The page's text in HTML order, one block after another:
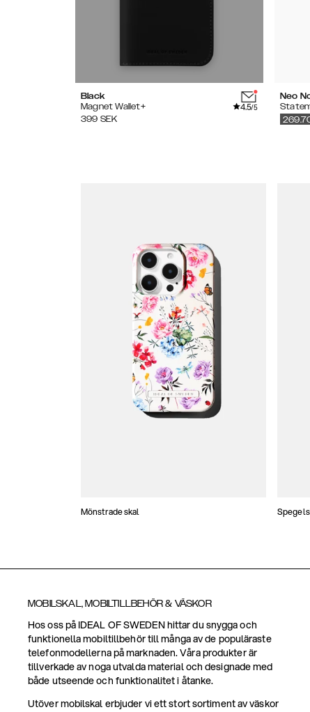
Black
Magnet Wallet+
4.5/5
399 SEK
Neo
Mönstrade skal
MOBILSKAL, MOBILTILLBEHÖR & VÄSKOR
Hos oss på IDEAL OF SWEDEN hittar du snygga och
funktionella mobiltillbehör till många av de populäraste
telefonmodellerna på marknaden. Våra produkter är
tillverkade av noga utvalda material och designade med
både utseende och funktionalitet i åtanke.
Utöver mobilskal erbjuder vi ett stort sortiment av väskor